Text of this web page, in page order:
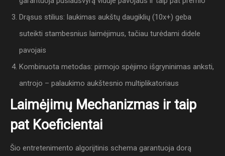
Drąsus stilius: laukimas aukštų daugiklių (10x+) geba
suteikti stambesnius laimėjimus, tačiau turėdami didele
pavojais
Kombinuota metodas: pirmojo spėjimo išgryninimas anksti,
antrojo – palaukimo aukštesnio multiplikatoriaus
Laimėjimų Mechanizmas ir taip
pat Koeficientai
Šio entretenimento algorijtinis schema garantuoja dorą